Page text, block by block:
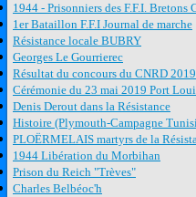
1944 - Prisonniers des F.F.I. Bretons
1er Bataillon F.F.I Journal de marche
Résistance locale BUBRY
Georges Le Gourrierec
Résultat du concours du CNRD
Cérémonie du 23 mai 2019 Port
Denis Derout dans la Résistance
Histoire (Plymouth-Campagne
PLOËRMELAIS martyrs de la
1944 Libération du Morbihan
Prison du Reich "Trèves"
Charles Belbéoc'h